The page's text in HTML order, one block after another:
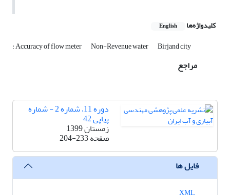
کلیدواژه‌ها English
: Accuracy of flow meter Non-Revenue water Birjand city
مراجع
دوره 11، شماره 2 - شماره
پیاپی 42
زمستان 1399
صفحه204-233
فایل ها